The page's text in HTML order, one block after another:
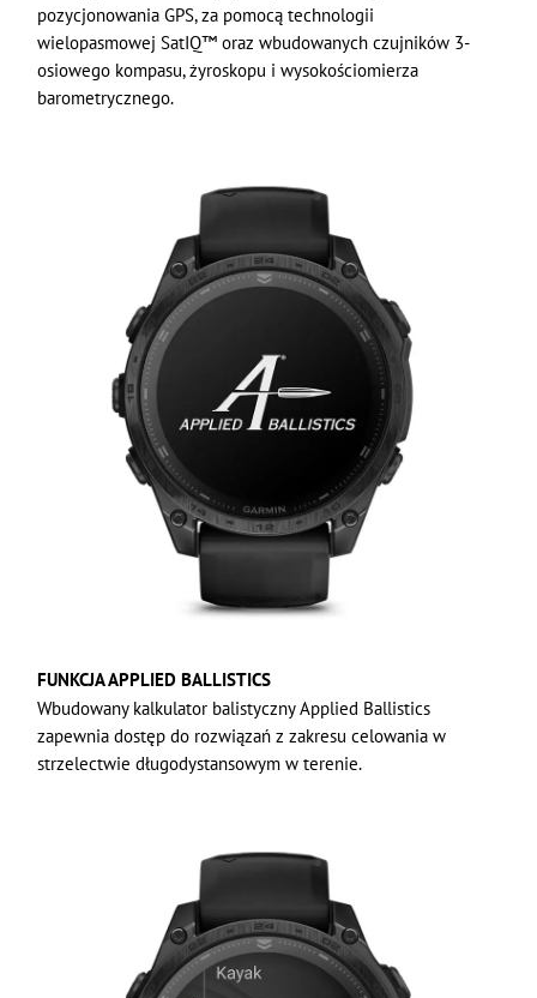
pozycjonowania GPS, za pomocą technologii
wielopasmowej SatIQ™ oraz wbudowanych czujników 3-
osiowego kompasu, żyroskopu i wysokościomierza
barometrycznego.
FUNKCJA APPLIED BALLISTICS
Wbudowany kalkulator balistyczny Applied Ballistics
zapewnia dostęp do rozwiązań z zakresu celowania w
strzelectwie długodystansowym w terenie.